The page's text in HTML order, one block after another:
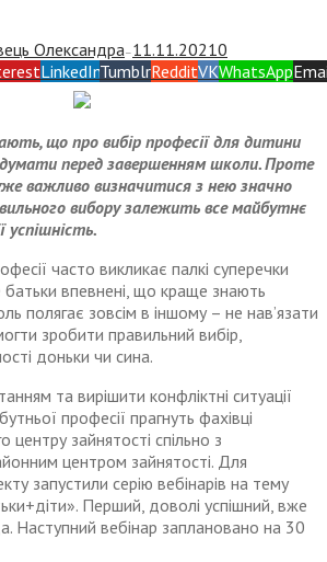
Олександра— 11.11.20210
LinkedInTumblrRedditVKWhatsApp
що про вибір професії для дитини
перед завершенням школи. Проте
важливо визначитися з нею значно
вибору залежить все майбутнє
часто викликає палкі суперечки
батьки впевнені, що краще знають
полягає зовсім в іншому – не нав’язати
зробити правильний вибір,
доньки чи сина.
та вирішити конфліктні ситуації
професії прагнуть фахівці
центру зайнятості спільно з
центром зайнятості. Для
запустили серію вебінарів на тему
Перший, доволі успішний, вже
Наступний вебінар заплановано на 30